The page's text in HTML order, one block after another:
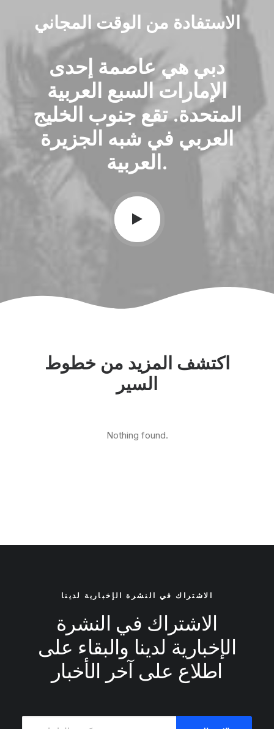
الاستفادة من الوقت المجاني
دبي هي عاصمة إحدى
الإمارات السبع العربية
المتحدة. تقع جنوب الخليج
العربي في شبه الجزيرة
العربية.
اكتشف المزيد من خطوط
السير
Nothing found.
الاشتراك في النشرة الإخبارية لدينا
الاشتراك في النشرة
الإخبارية لدينا والبقاء على
اطلاع على آخر الأخبار